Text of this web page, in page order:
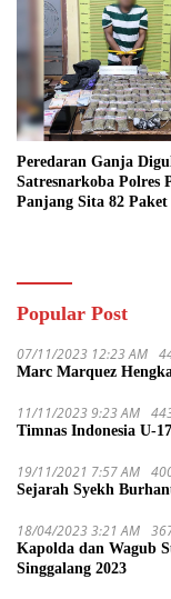
Peredaran Ganja
Satresnarkoba Polres
Panjang Sita 82
Popular Post
07/11/2023 12:23 AM
Marc Marquez
11/11/2023 9:23 AM
Timnas Indonesia U-
19/11/2021 7:57 AM
Sejarah Syekh
18/04/2023 3:21 AM
Kapolda dan Wagub
Singgalang 2023